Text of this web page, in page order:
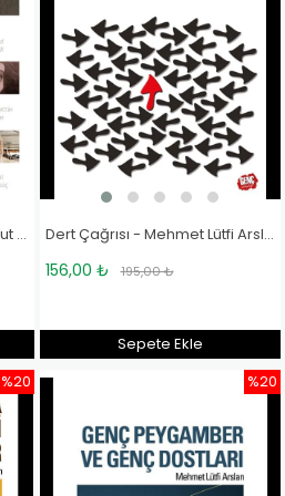
Bu Toprağın Değerleri - Mesut Kaya Dert Çağrısı - Mehmet Lütfi Arslan
156,00 ₺ 195,00 ₺
Sepete Ekle
%20
%20